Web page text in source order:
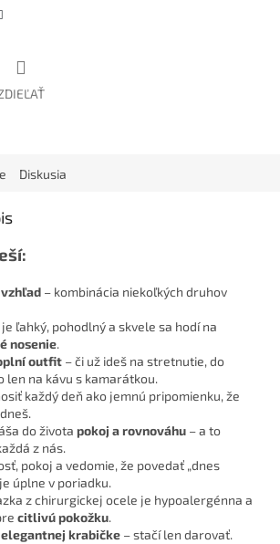
Diskusia
– kombinácia niekoľkých druhov
ľahký, pohodlný a skvele sa hodí na
nosenie.
outfit – či už ideš na stretnutie, do
len na kávu s kamarátkou.
každý deň ako jemnú pripomienku, že
do života pokoj a rovnováhu – a to
z nás.
pokoj a vedomie, že povedať „dnes
úplne v poriadku.
z chirurgickej ocele je hypoalergénna a
citlivú pokožku.
elegantnej krabičke – stačí len darovať.